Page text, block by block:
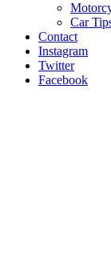
Car
Contact
Instagram
Twitter
Facebook